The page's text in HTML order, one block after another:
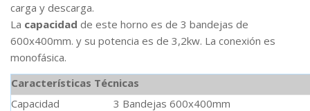
carga y descarga.
La capacidad de este horno es de 3 bandejas de
600x400mm. y su potencia es de 3,2kw. La conexión es
monofásica.
Características Técnicas
Capacidad
3 Bandejas 600x400mm